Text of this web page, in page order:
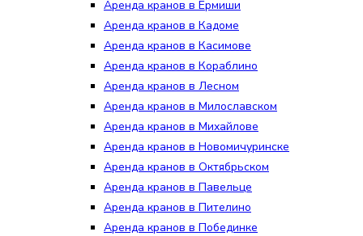
Аренда кранов в Ермиши
Аренда кранов в Кадоме
Аренда кранов в Касимове
Аренда кранов в Кораблино
Аренда кранов в Лесном
Аренда кранов в Милославском
Аренда кранов в Михайлове
Аренда кранов в Новомичуринске
Аренда кранов в Октябрьском
Аренда кранов в Павельце
Аренда кранов в Пителино
Аренда кранов в Побединке